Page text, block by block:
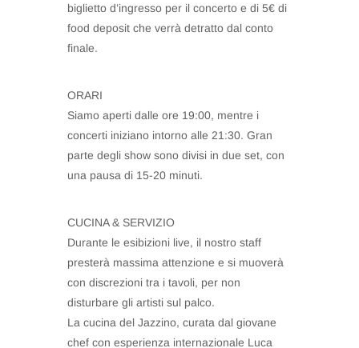
biglietto d’ingresso per il concerto e di 5€ di
food deposit che verrà detratto dal conto
finale.
ORARI
Siamo aperti dalle ore 19:00, mentre i
concerti iniziano intorno alle 21:30. Gran
parte degli show sono divisi in due set, con
una pausa di 15-20 minuti.
CUCINA & SERVIZIO
Durante le esibizioni live, il nostro staff
presterà massima attenzione e si muoverà
con discrezioni tra i tavoli, per non
disturbare gli artisti sul palco.
La cucina del Jazzino, curata dal giovane
chef con esperienza internazionale Luca